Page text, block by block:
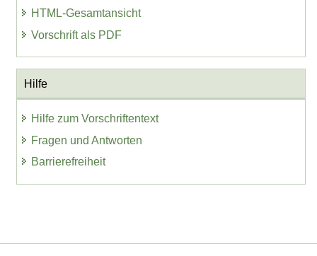
HTML-Gesamtansicht
Vorschrift als PDF
Hilfe
Hilfe zum Vorschriftentext
Fragen und Antworten
Barrierefreiheit